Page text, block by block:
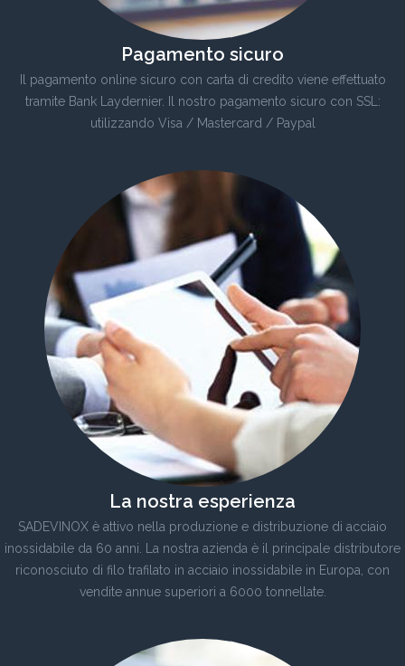
Pagamento sicuro
Il pagamento online sicuro con carta di credito viene effettuato
tramite Bank Laydernier. Il nostro pagamento sicuro con SSL:
utilizzando Visa / Mastercard / Paypal
La nostra esperienza
SADEVINOX è attivo nella produzione e distribuzione di acciaio
inossidabile da 60 anni. La nostra azienda è il principale distributore
riconosciuto di filo trafilato in acciaio inossidabile in Europa, con
vendite annue superiori a 6000 tonnellate.